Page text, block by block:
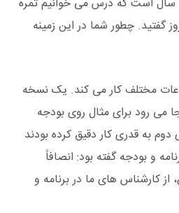
است که درس می خوانیم ثمره
چطور شما در این زمینه
مختلف کار می کند. یک نسخه
می رود برای مثال روی بودجه
به قدری کار دقیق کرده بودند
و بودجه گفته بود: انصافاً
کارشناس های ما در برنامه و